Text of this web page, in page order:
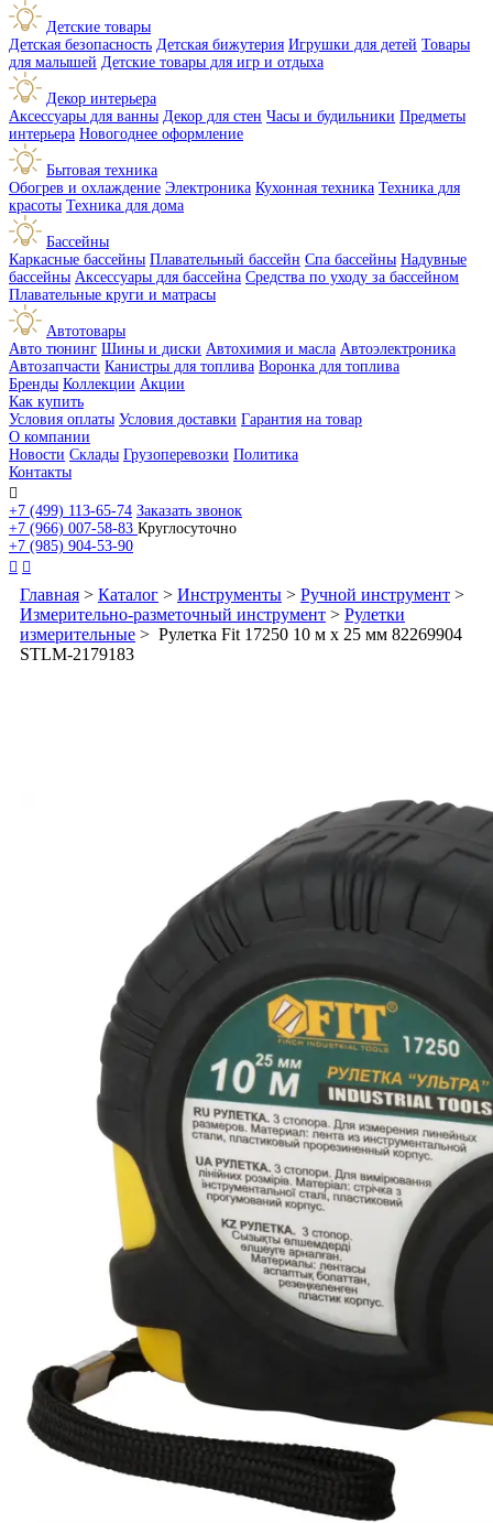
Детские товары
Детская безопасность Детская бижутерия Игрушки для детей Товары
для малышей Детские товары для игр и отдыха
Декор интерьера
Аксессуары для ванны Декор для стен Часы и будильники Предметы
интерьера Новогоднее оформление
Бытовая техника
Обогрев и охлаждение Электроника Кухонная техника Техника для
красоты Техника для дома
Бассейны
Каркасные бассейны Плавательный бассейн Спа бассейны Надувные
бассейны Аксессуары для бассейна Средства по уходу за бассейном
Плавательные круги и матрасы
Автотовары
Авто тюнинг Шины и диски Автохимия и масла Автоэлектроника
Автозапчасти Канистры для топлива Воронка для топлива
Бренды Коллекции Акции
Как купить
Условия оплаты Условия доставки Гарантия на товар
О компании
Новости Склады Грузоперевозки Политика
Контакты

+7 (499) 113-65-74 Заказать звонок
+7 (966) 007-58-83 Круглосуточно
+7 (985) 904-53-90
 
Главная > Каталог > Инструменты > Ручной инструмент >
Измерительно-разметочный инструмент > Рулетки
измерительные > Рулетка Fit 17250 10 м x 25 мм 82269904
STLM-2179183